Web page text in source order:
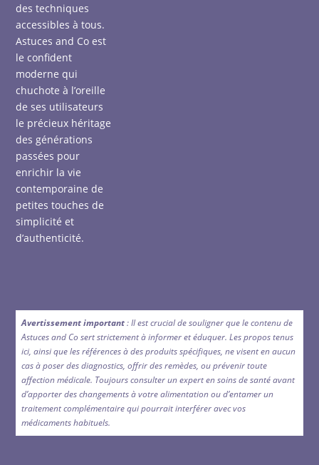
des techniques
accessibles à tous.
Astuces and Co est
le confident
moderne qui
chuchote à l’oreille
de ses utilisateurs
le précieux héritage
des générations
passées pour
enrichir la vie
contemporaine de
petites touches de
simplicité et
d’authenticité.
Avertissement important: Il est crucial de souligner que le contenu de
Astuces and Co sert strictement à informer et éduquer. Les propos tenus
ici, ainsi que les références à des produits spécifiques, ne visent en aucun
cas à poser des diagnostics, offrir des remèdes, ou prévenir toute
affection médicale. Toujours consulter un expert en soins de santé avant
d’apporter des changements à votre alimentation ou d’entamer un
traitement complémentaire qui pourrait interférer avec vos
médicaments habituels.